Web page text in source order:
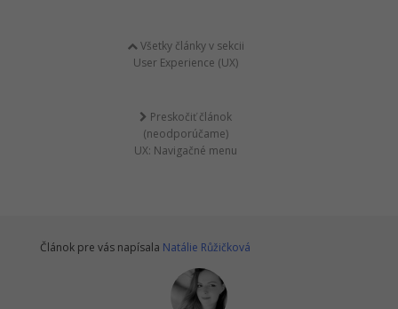
Všetky články v sekcii
User Experience (UX)
Preskočiť článok
(neodporúčame)
UX: Navigačné menu
Článok pre vás napísala Natálie Růžičková